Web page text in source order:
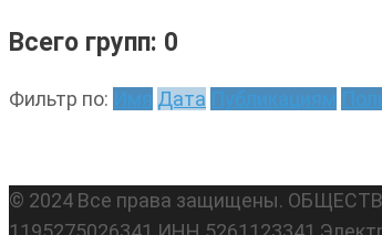
Всего групп: 0
Фильтр по: Имя Дата Публикациям
© 2024 Все права защищены.